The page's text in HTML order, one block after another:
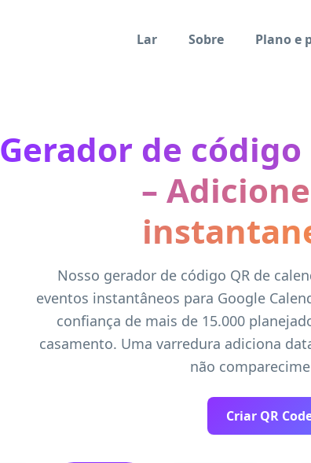
Lar
Sobre Plano e
Gerador de
–
Nosso gerador de código QR de
eventos instantâneos para Google
confiança de mais de 15.000
casamento. Uma varredura adiciona
não
Criar QR